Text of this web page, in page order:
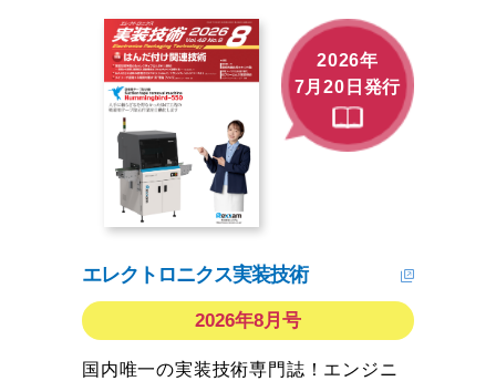
2026年
7月20日発行
エレクトロニクス実装技術
2026年8月号
国内唯一の実装技術専門誌！エンジニ